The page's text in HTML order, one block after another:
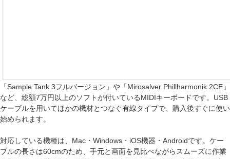
「Sample Tank 3フルバージョン」や「Mirosalver Phillharmonik 2CE」
など、総額7万円以上のソフトが付いているMIDIキーボードです。USB
ケーブルを用いてほかの機材とつなぐ有線タイプで、購入後すぐに使い
始められます。
対応している機種は、Mac・Windows・iOS機器・Androidです。ケー
ブルの長さは60cmのため、手元と画面を見比べながらスムーズに作業